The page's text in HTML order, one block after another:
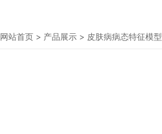
网站首页 > 产品展示 > 皮肤病病态特征模型